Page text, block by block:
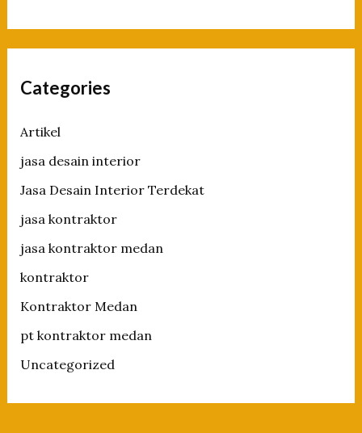
Categories
Artikel
jasa desain interior
Jasa Desain Interior Terdekat
jasa kontraktor
jasa kontraktor medan
kontraktor
Kontraktor Medan
pt kontraktor medan
Uncategorized